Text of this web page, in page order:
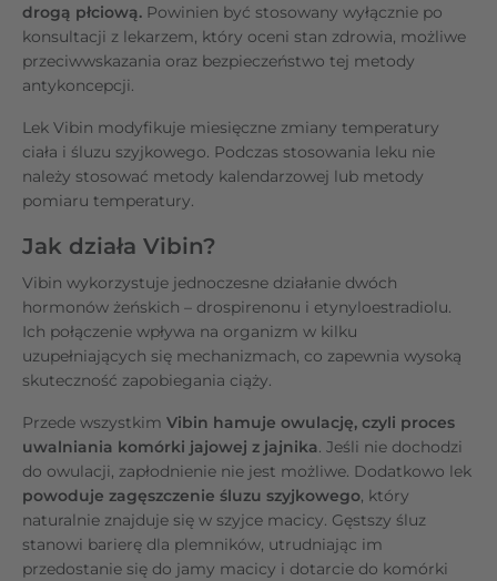
drogą płciową. Powinien być stosowany wyłącznie po
konsultacji z lekarzem, który oceni stan zdrowia, możliwe
przeciwwskazania oraz bezpieczeństwo tej metody
antykoncepcji.
Lek Vibin modyfikuje miesięczne zmiany temperatury
ciała i śluzu szyjkowego. Podczas stosowania leku nie
należy stosować metody kalendarzowej lub metody
pomiaru temperatury.
Jak działa Vibin?
Vibin wykorzystuje jednoczesne działanie dwóch
hormonów żeńskich – drospirenonu i etynyloestradiolu.
Ich połączenie wpływa na organizm w kilku
uzupełniających się mechanizmach, co zapewnia wysoką
skuteczność zapobiegania ciąży.
Przede wszystkim Vibin hamuje owulację, czyli proces
uwalniania komórki jajowej z jajnika. Jeśli nie dochodzi
do owulacji, zapłodnienie nie jest możliwe. Dodatkowo lek
powoduje zagęszczenie śluzu szyjkowego, który
naturalnie znajduje się w szyjce macicy. Gęstszy śluz
stanowi barierę dla plemników, utrudniając im
przedostanie się do jamy macicy i dotarcie do komórki